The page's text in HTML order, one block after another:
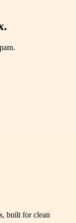
built for clean